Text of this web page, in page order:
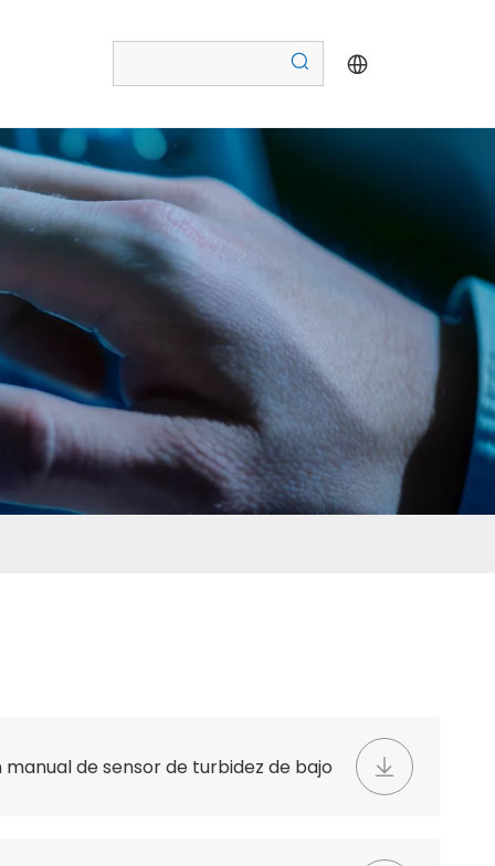
manual de sensor de turbidez de bajo